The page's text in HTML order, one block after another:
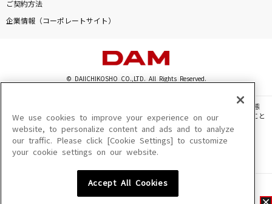
ご契約方法
企業情報（コーポレートサイト）
© DAIICHIKOSHO CO.,LTD. All Rights Reserved.
このサイトに掲載されている一切の文章・画像・写真・動画・音声等を、手段や形態
を問わず、著作権法の定める範囲を超えて無断で複製、転載、ファイル化などすること
を禁じます。
楽曲及びコンテンツは、機種によりご利用いただけない場合があります。
楽曲及びコンテンツの配信日、配信内容が変更になる場合があります。
We use cookies to improve your experience on our
website, to personalize content and ads and to analyze
our traffic. Please click [Cookie Settings] to customize
your cookie settings on our website.
Accept All Cookies